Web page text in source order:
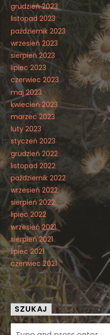
grudzień 2023
listopad 2023
październik 2023
wrzesień 2023
sierpień 2023
lipiec 2023
czerwiec 2023
maj 2023
kwiecień 2023
marzec 2023
luty 2023
styczeń 2023
grudzień 2022
listopad 2022
październik 2022
wrzesień 2022
sierpień 2022
lipiec 2022
wrzesień 2021
sierpień 2021
lipiec 2021
czerwiec 2021
SZUKAJ